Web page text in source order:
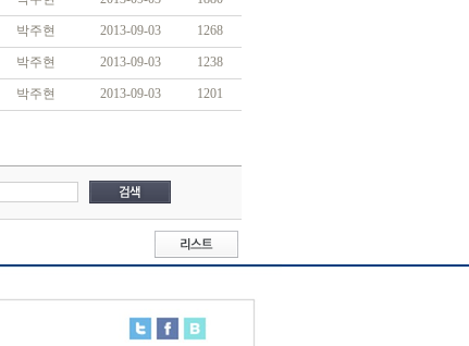
박주현 2013-09-03 1268
박주현 2013-09-03 1238
박주현 2013-09-03 1201